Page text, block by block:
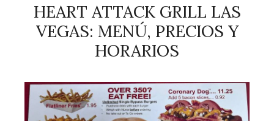
HEART ATTACK GRILL LAS
VEGAS: MENÚ, PRECIOS Y
HORARIOS